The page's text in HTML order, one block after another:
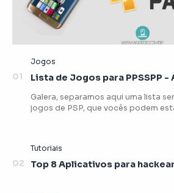
Lista de Jogos para PPSSPP -
Galera, separamos aqui uma lista
jogos de PSP, que vocês podem
Top 8 Aplicativos para